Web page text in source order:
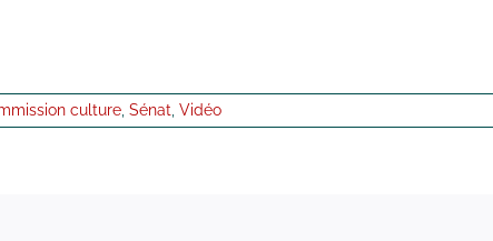
culture Sénat Vidéo